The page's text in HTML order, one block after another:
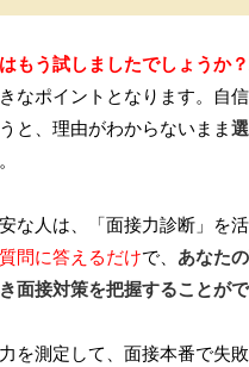
もう試しましたでしょうか？
なポイントとなります。自
と、理由がわからないまま
。
な人は、「面接力診断」を
問に答えるだけで、 あなた
面接対策を把握することがで
を測定して、面接本番で失